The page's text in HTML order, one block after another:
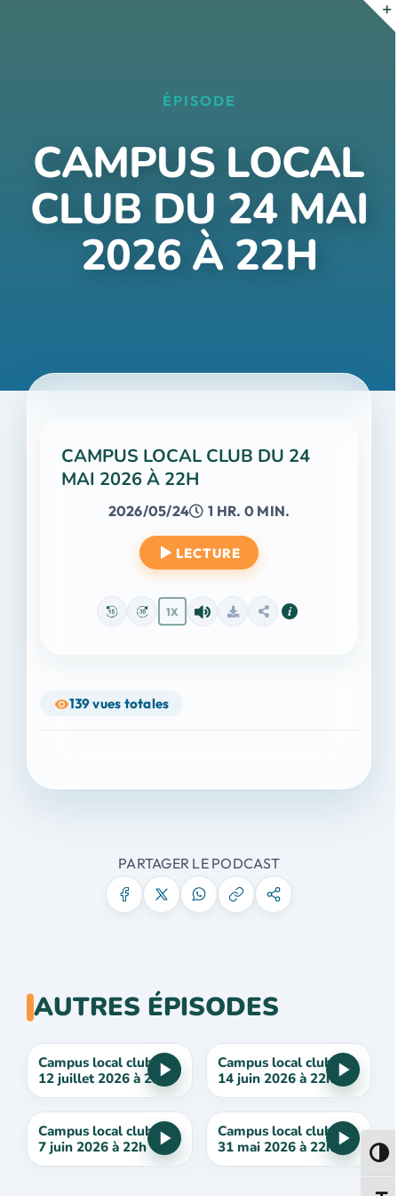
ÉPISODE
CAMPUS LOCAL
CLUB DU 24 MAI
2026 À 22H
CAMPUS LOCAL CLUB DU 24
MAI 2026 À 22H
2026/05/24 1 HR. 0 MIN.
LECTURE
1X
139vues totales
PARTAGER LE PODCAST
AUTRES ÉPISODES
Campus local club du
12 juillet 2026 à 22h
Campus local club du
14 juin 2026 à 22h
Campus local club du
7 juin 2026 à 22h
Campus local club du
31 mai 2026 à 22h